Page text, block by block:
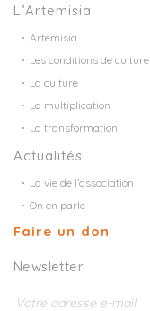
L’Artemisia
Artemisia
Les conditions de culture
La culture
La multiplication
La transformation
Actualités
La vie de l’association
On en parle
Faire un don
Newsletter